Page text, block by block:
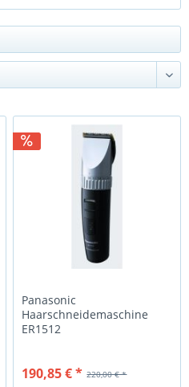
Panasonic
Haarschneidemaschine
ER1512
220,00 € *
190,85 € *